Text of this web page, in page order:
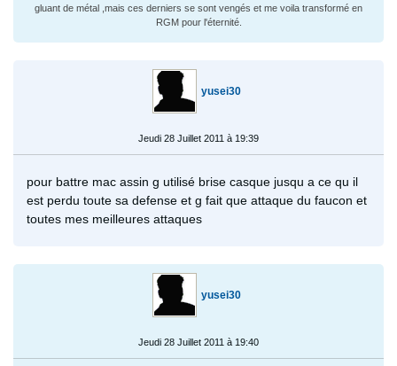
gluant de métal ,mais ces derniers se sont vengés et me voila transformé en
RGM pour l'éternité.
yusei30
Jeudi 28 Juillet 2011 à 19:39
pour battre mac assin g utilisé brise casque jusqu a ce qu il
est perdu toute sa defense et g fait que attaque du faucon et
toutes mes meilleures attaques
yusei30
Jeudi 28 Juillet 2011 à 19:40